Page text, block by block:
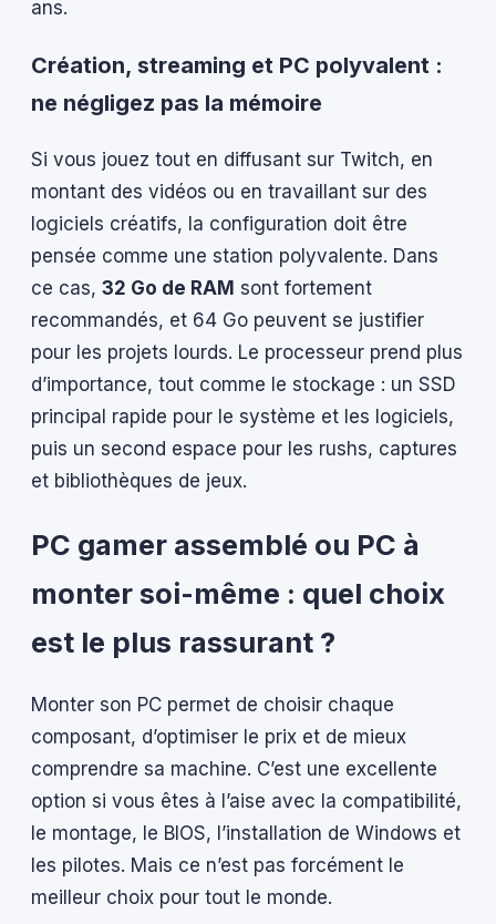
ans.
Création, streaming et PC polyvalent :
ne négligez pas la mémoire
Si vous jouez tout en diffusant sur Twitch, en
montant des vidéos ou en travaillant sur des
logiciels créatifs, la configuration doit être
pensée comme une station polyvalente. Dans
ce cas, 32 Go de RAM sont fortement
recommandés, et 64 Go peuvent se justifier
pour les projets lourds. Le processeur prend plus
d’importance, tout comme le stockage : un SSD
principal rapide pour le système et les logiciels,
puis un second espace pour les rushs, captures
et bibliothèques de jeux.
PC gamer assemblé ou PC à
monter soi-même : quel choix
est le plus rassurant ?
Monter son PC permet de choisir chaque
composant, d’optimiser le prix et de mieux
comprendre sa machine. C’est une excellente
option si vous êtes à l’aise avec la compatibilité,
le montage, le BIOS, l’installation de Windows et
les pilotes. Mais ce n’est pas forcément le
meilleur choix pour tout le monde.